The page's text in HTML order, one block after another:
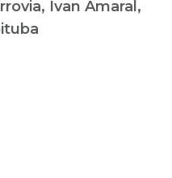
Ivan Amaral,